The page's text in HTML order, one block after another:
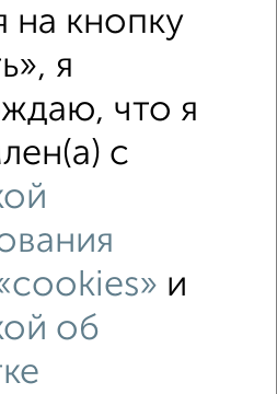
проезд с ценой ниже
на кнопку
я
что я
с
и
об